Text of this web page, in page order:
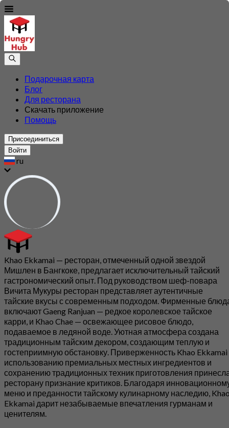
Подарочная карта
Блог
Для ресторана
Скачать приложение
Помощь
Присоединиться
Войти
ru
Khao Ekkamai — ресторан, отмеченный одной звездой
Мишлен в Бангкоке, предлагает исключительный тайский
гастрономический опыт. Под руководством шеф-повара
Вичита Мукуры ресторан представляет аутентичные
тайские вкусы с современным подходом. Фирменные
включают Gaeng Ranjuan — редкое королевское тайское
карри, и Khao Chae — освежающее рисовое блюдо,
подаваемое в ледяной воде. Уютная атмосфера создана
традиционным тайским декором, создающим теплую и
гостеприимную обстановку. Приверженность Khao Ekkamai
использованию премиальных местных ингредиентов и
сохранению традиционных техник приготовления
ресторану признание критиков. Благодаря
меню и преданности тайскому кулинарному наследию,
Ekkamai дарит незабываемые впечатления гурманам и
ценителям.